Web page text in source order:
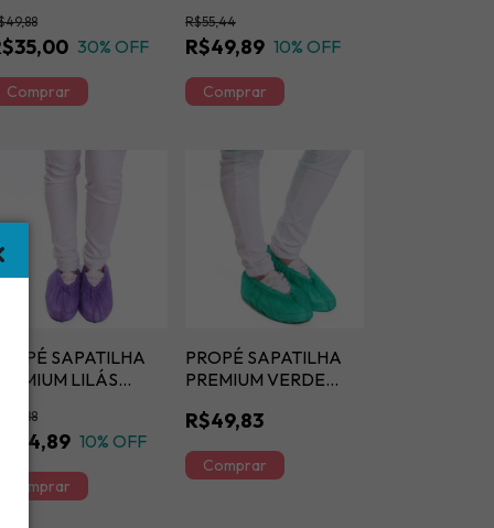
30% OFF R$49,89
R$55,44
10% OFF
PROPÉ SAPATILHA
PREMIUM LILÁS
R$44,89 10% OFF
PROPÉ SAPATILHA
PREMIUM VERDE
R$49,83